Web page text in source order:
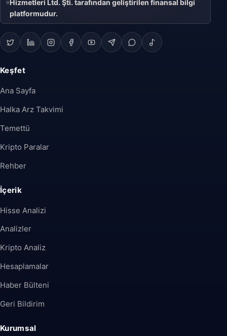
Hizmetleri Ltd. Şti. tarafından geliştirilen finansal bilgi
platformudur.
Keşfet
Ana Sayfa
Halka Arz Takvimi
Temettü
Kripto Paralar
Rehber
İçerik
Hisse Analizi
Analizler
Kripto Analiz
Hesaplamalar
Haber Bülteni
Geri Bildirim
Kurumsal